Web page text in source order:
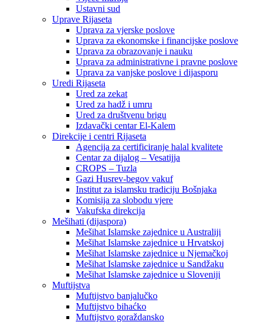
Ustavni sud
Uprave Rijaseta
Uprava za vjerske poslove
Uprava za ekonomske i financijske poslove
Uprava za obrazovanje i nauku
Uprava za administrativne i pravne poslove
Uprava za vanjske poslove i dijasporu
Uredi Rijaseta
Ured za zekat
Ured za hadž i umru
Ured za društvenu brigu
Izdavački centar El-Kalem
Direkcije i centri Rijaseta
Agencija za certificiranje halal kvalitete
Centar za dijalog – Vesatijja
CROPS – Tuzla
Gazi Husrev-begov vakuf
Institut za islamsku tradiciju Bošnjaka
Komisija za slobodu vjere
Vakufska direkcija
Mešihati (dijaspora)
Mešihat Islamske zajednice u Australiji
Mešihat Islamske zajednice u Hrvatskoj
Mešihat Islamske zajednice u Njemačkoj
Mešihat Islamske zajednice u Sandžaku
Mešihat Islamske zajednice u Sloveniji
Muftijstva
Muftijstvo banjalučko
Muftijstvo bihaćko
Muftijstvo goraždansko